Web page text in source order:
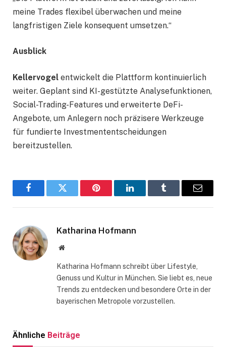
meine Trades flexibel überwachen und meine
langfristigen Ziele konsequent umsetzen.“
Ausblick
Kellervogel entwickelt die Plattform kontinuierlich
weiter. Geplant sind KI-gestützte Analysefunktionen,
Social-Trading-Features und erweiterte DeFi-
Angebote, um Anlegern noch präzisere Werkzeuge
für fundierte Investmententscheidungen
bereitzustellen.
FacebookTwitter Pinterest LinkedInTumblr Email
Katharina Hofmann
Website
Katharina Hofmann schreibt über Lifestyle,
Genuss und Kultur in München. Sie liebt es, neue
Trends zu entdecken und besondere Orte in der
bayerischen Metropole vorzustellen.
Ähnliche Beiträge